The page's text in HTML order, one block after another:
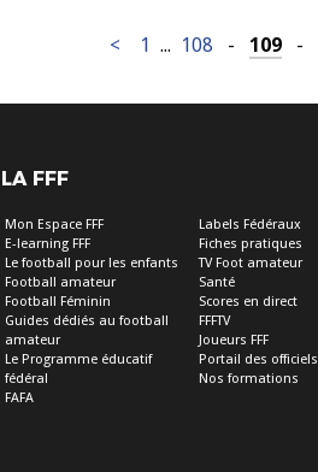
< 1 ... 108 - 109 -
LA FFF
Mon Espace FFF
E-learning FFF
Le football pour les enfants
Football amateur
Football Féminin
Guides dédiés au football
amateur
Le Programme éducatif
fédéral
FAFA
Labels Fédéraux
Fiches pratiques
TV Foot amateur
Santé
Scores en direct
FFFTV
Joueurs FFF
Portail des officiels
Nos formations